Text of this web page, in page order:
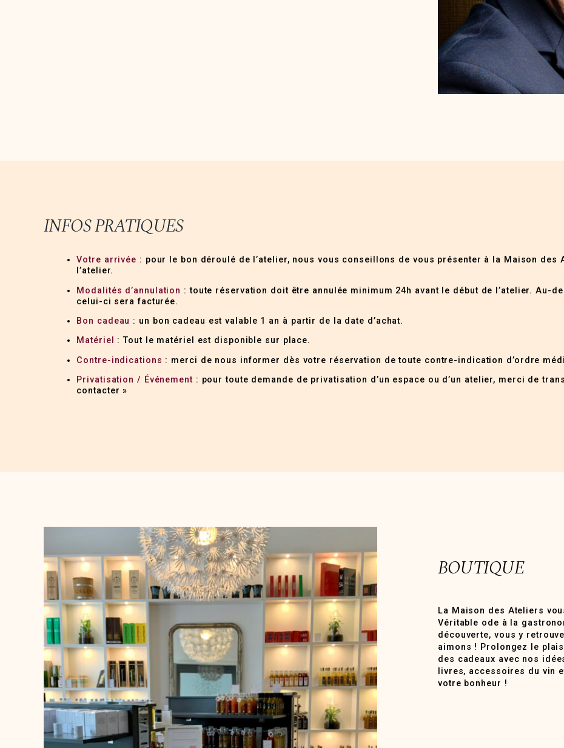
INFOS PRATIQUES
Votre arrivée : pour le bon déroulé de l’atelier, nous vous conseillons de vous présenter à la Maison des
l’atelier.
Modalités d’annulation : toute réservation doit être annulée minimum 24h avant le début de l’atelier. Au-
celui-ci sera facturée.
Bon cadeau : un bon cadeau est valable 1 an à partir de la date d’achat.
Matériel : Tout le matériel est disponible sur place.
Contre-indications : merci de nous informer dès votre réservation de toute contre-indication d’ordre
Privatisation / Événement : pour toute demande de privatisation d’un espace ou d’un atelier, merci de
contacter »
BOUTIQUE
La Maison des Ateliers
Véritable ode à la
découverte, vous y
aimons ! Prolongez le
des cadeaux avec nos
livres, accessoires du vin
votre bonheur !